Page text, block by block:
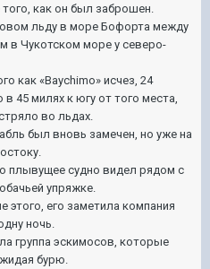
как он был заброшен.
льду в море Бофорта между
в Чукотском море у северо-
как «Baychimo» исчез, 24
45 милях к югу от того места,
во льдах.
был вновь замечен, но уже на
плывущее судно видел рядом с
упряжке.
этого, его заметила компания
ночь.
группа эскимосов, которые
бурю.